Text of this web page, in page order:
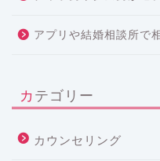
アプリや結婚相談所で
カテゴリー
カウンセリング